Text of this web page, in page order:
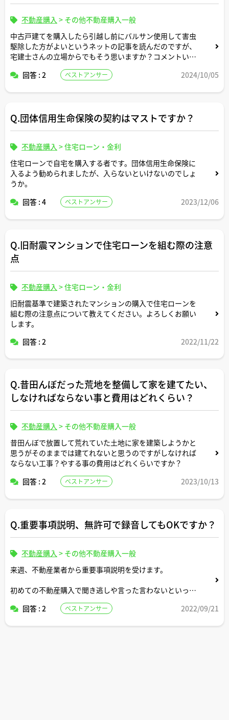
不動産購入 > その他不動産購入一般
中古戸建てを購入したら引越し前にバルサン使用して害虫
駆除した方がよいというネットの記事を読んだのですが、
宅建士さんの立場からでもそう思いますか？コメントいた
回答 : 2
ベストアンサー 2024/10/05
Q.団体信用生命保険の契約はマストですか？
不動産購入 >住宅ローン・金利
住宅ローンで自宅を購入する者です。団体信用生命保険に
入るよう勧められましたが、入らないといけないのでしょ
うか。
回答 : 4
ベストアンサー 2023/12/06
Q.旧耐震マンションで住宅ローンを組む際の注意
点
不動産購入 >住宅ローン・金利
旧耐震基準で建築されたマンションの購入で住宅ローンを
組む際の注意点について教えてください。よろしくお願い
します。
回答 : 2
2022/11/22
Q.昔田んぼだった荒地を整備して家を建てたい、
しなければならない事と費用はどれくらい？
不動産購入 > その他不動産購入一般
昔田んぼで放置して荒れていた土地に家を建築しようかと
思うがそのままでは建てれないと思うのですがしなければ
ならない工事？やする事の費用はどれくらいですか？
回答 : 2
ベストアンサー 2023/10/13
Q.重要事項説明、無許可で録音してもOKですか？
不動産購入 > その他不動産購入一般
来週、不動産業者から重要事項説明を受けます。
初めての不動産購入で聞き逃しや言った言わないといった
を考えています。
回答 : 2 ベストアンサー 2022/09/21